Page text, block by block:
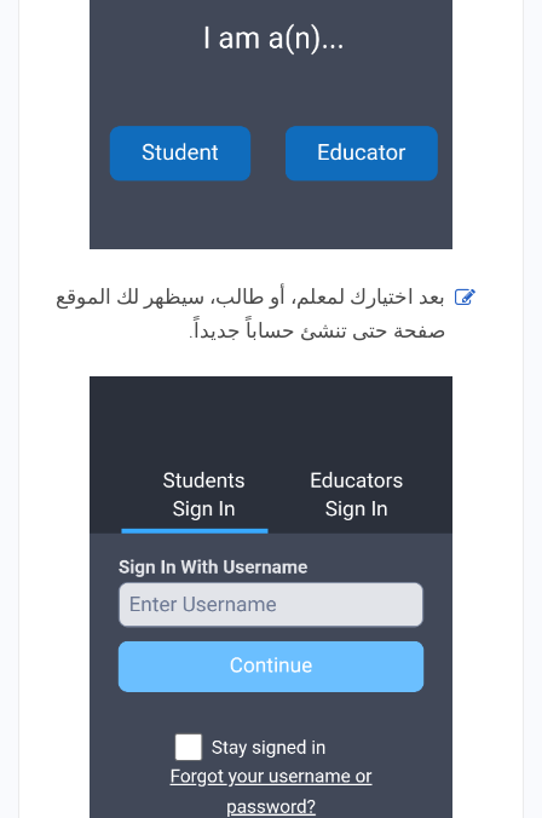
بعد اختيارك لمعلم، أو طالب، سيظهر لك الموقع
صفحة حتى تنشئ حساباً جديداً.